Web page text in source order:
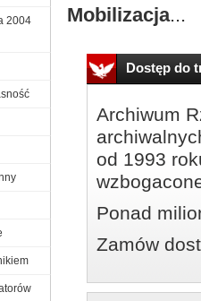
Mobilizacja...
Dostęp do
Archiwum
od 1993
Ponad
Zamów
2004